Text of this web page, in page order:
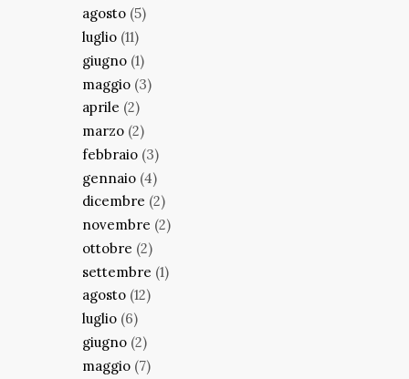
agosto (5)
luglio (11)
giugno (1)
maggio (3)
aprile (2)
marzo (2)
febbraio (3)
gennaio (4)
dicembre (2)
novembre (2)
ottobre (2)
settembre (1)
agosto (12)
luglio (6)
giugno (2)
maggio (7)